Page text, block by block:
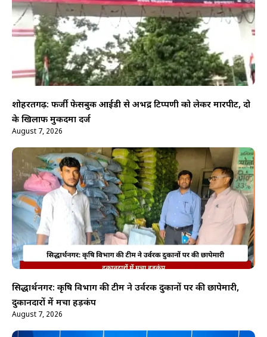
शोहरतगढ़: फर्जी फेसबुक आईडी से अभद्र टिप्पणी को लेकर मारपीट, दो
के खिलाफ मुकदमा दर्ज
August 7, 2026
सिद्धार्थनगर: कृषि विभाग की टीम ने उर्वरक दुकानों पर की छापेमारी,
दुकानदारों में मचा हड़कंप
August 7, 2026